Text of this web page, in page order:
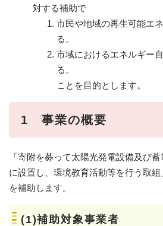
対する補助で
市民や地域の再生可能エ
る。
市域におけるエネルギー
る。
ことを目的とします。
1 事業の概要
「寄附を募って太陽光発電設備及び
に設置し、環境教育活動等を行う取
を補助します。
(1)補助対象事業者